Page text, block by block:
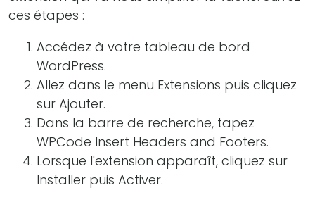
ces étapes :
Accédez à votre tableau de bord
WordPress.
Allez dans le menu Extensions puis cliquez
sur Ajouter.
Dans la barre de recherche, tapez
WPCode Insert Headers and Footers.
Lorsque l'extension apparaît, cliquez sur
Installer puis Activer.